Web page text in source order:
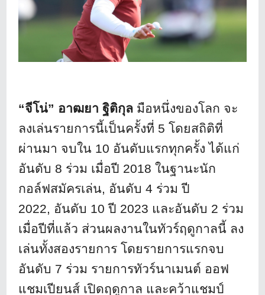
“จีโน่” อาฒยา ฐิติกุล มือหนึ่งของโลก จะ
ลงเล่นรายการนี้เป็นครั้งที่ 5 โดยสถิติที่
ผ่านมา จบใน 10 อันดับแรกทุกครั้ง ได้แก่
อันดับ 8 ร่วม เมื่อปี 2018 ในฐานะนัก
กอล์ฟสมัครเล่น, อันดับ 4 ร่วม ปี
2022, อันดับ 10 ปี 2023 และอันดับ 2 ร่วม
เมื่อปีที่แล้ว ส่วนผลงานในทัวร์ฤดูกาลนี้ ลง
เล่นทั้งสองรายการ โดยรายการแรกจบ
อันดับ 7 ร่วม รายการทัวร์นาเมนต์ ออฟ
แชมเปียนส์ เปิดฤดูกาล และคว้าแชมป์